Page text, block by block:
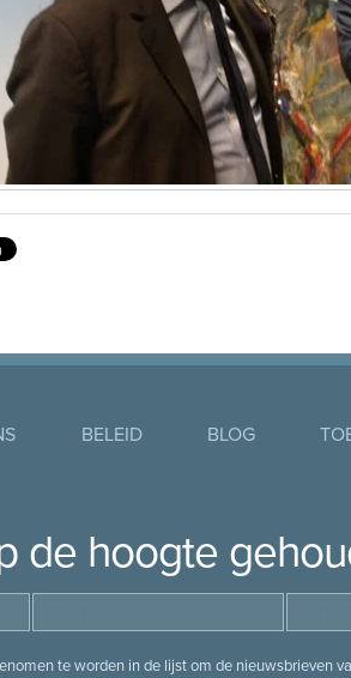
BELEID BLOG
de hoogte
te worden in de lijst om de nieuwsbrieven